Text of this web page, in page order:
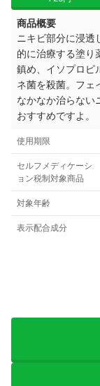
商品概要
ニキビ部分に浸透
的に治療する塗り
鎮め、イソプロピ
ネ菌を殺菌。フェ
なかなか治らない
おすすめですよ。
使用期限
セルフメディケーシ
ョン税制対象商品
対象年齢
表示配合成分